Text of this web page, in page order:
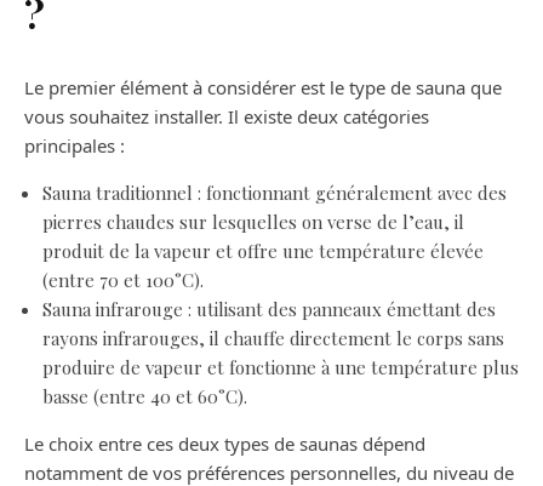
?
Le premier élément à considérer est le type de sauna que
vous souhaitez installer. Il existe deux catégories
principales :
Sauna traditionnel : fonctionnant généralement avec des
pierres chaudes sur lesquelles on verse de l’eau, il
produit de la vapeur et offre une température élevée
(entre 70 et 100°C).
Sauna infrarouge : utilisant des panneaux émettant des
rayons infrarouges, il chauffe directement le corps sans
produire de vapeur et fonctionne à une température plus
basse (entre 40 et 60°C).
Le choix entre ces deux types de saunas dépend
notamment de vos préférences personnelles, du niveau de